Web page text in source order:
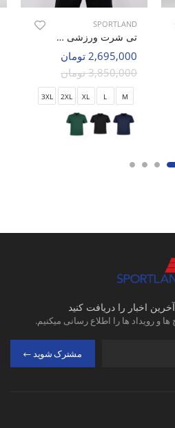
SPORTLAND
تی شرت ورزشی مردانه اسپورتلند SHIFT Flow M
2,695,000 تومان
3,850,000 تومان
M
L
XL
2XL
3XL
اخبار را دریافت کنید
و رویداد ها را اطلاع رسانی میکنیم.
مشترک شوید